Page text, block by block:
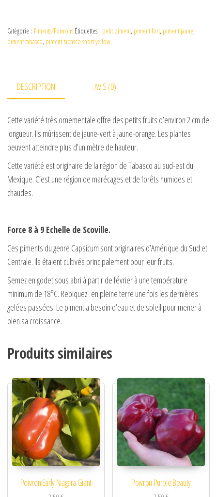
Catégorie : Piments/Poivrons Étiquettes : petit piment, piment fort, piment jaune,
piment tabasco, piment tabasco short yellow
DESCRIPTION AVIS (0)
Cette variété très ornementale offre des petits fruits d’environ 2 cm de
longueur. Ils mûrissent de jaune-vert à jaune-orange. Les plantes
peuvent atteindre plus d’un mètre de hauteur.
Cette variété est originaire de la région de Tabasco au sud-est du
Mexique. C’est une région de marécages et de forêts humides et
chaudes.
Force 8 à 9 Echelle de Scoville.
Ces piments du genre Capsicum sont originaires d’Amérique du Sud et
Centrale. Ils étaient cultivés principalement pour leur fruits.
Semez en godet sous abri à partir de février à une température
minimum de 18°C. Repiquez en pleine terre une fois les dernières
gelées passées. Le piment a besoin d’eau et de soleil pour mener à
bien sa croissance.
Produits similaires
Poivron Early Niagara Giant Poivron Purple Beauty